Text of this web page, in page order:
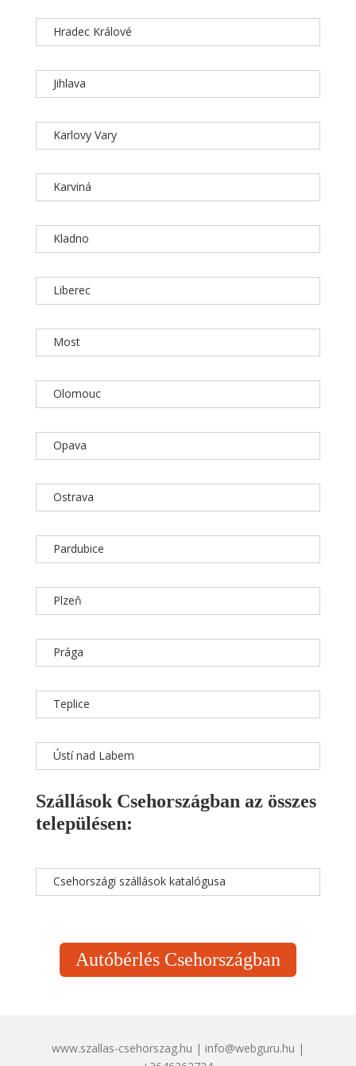
Hradec Králové
Jihlava
Karlovy Vary
Karviná
Kladno
Liberec
Most
Olomouc
Opava
Ostrava
Pardubice
Plzeň
Prága
Teplice
Ústí nad Labem
Szállások Csehországban az összes
településen:
Csehországi szállások katalógusa
Autóbérlés Csehországban
www.szallas-csehorszag.hu | info@webguru.hu |